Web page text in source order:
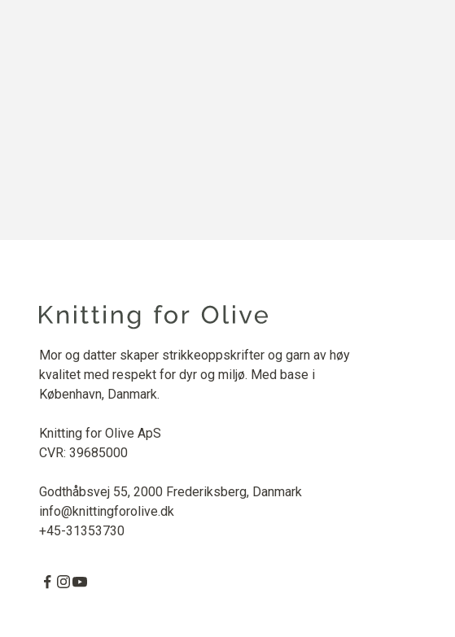
Mor og datter skaper strikkeoppskrifter og garn av høy
kvalitet med respekt for dyr og miljø. Med base i
København, Danmark.
Knitting for Olive ApS
CVR: 39685000
Godthåbsvej 55, 2000 Frederiksberg, Danmark
info@knittingforolive.dk
+45-31353730